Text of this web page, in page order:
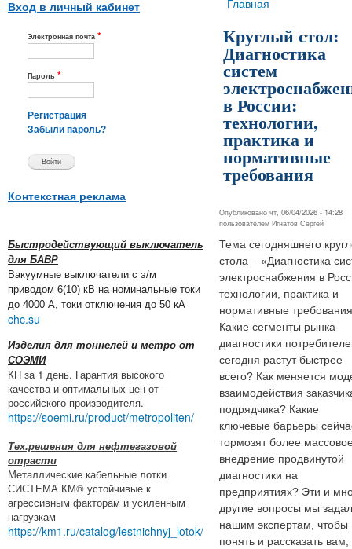
Вход в личный кабинет
Электронная почта *
Пароль *
Регистрация
Забыли пароль?
Контекстная реклама
Быстродействующий выключатель
для БАВР
Вакуумные выключатели с э/м
приводом 6(10) кВ на номинальные токи
до 4000 А, токи отключения до 50 кА
chc.su
Изделия для тоннелей и метро от
СОЭМИ
КП за 1 день. Гарантия высокого
качества и оптимальных цен от
российского производителя.
https://soemi.ru/product/metropoliten/
Тех.решения для нефтегазовой
отрасти
Металлические кабельные лотки
СИСТЕМА КМ® устойчивые к
агрессивным факторам и усиленным
нагрузкам
https://km1.ru/catalog/lestnichnyj_lotok/
Вы здесь
Главная
Круглый стол:
Диагностика
систем
в России:
технологии,
практика и
нормативные
требования
Опубликовано чт, 06/04/2026 - 14:28
пользователем Игнатов Сергей
Тема сегодняшнего
стола – «Диагностика
электроснабжения в
технологии, практика и
нормативные
Какие сегменты рынка
диагностики
сегодня растут быстрее
всего? Как меняется
взаимодействия
подрядчика? Какие
ключевые барьеры
тормозят более
внедрение продвинутой
диагностики на
предприятиях? Эти и
другие вопросы мы
нашим экспертам, чтобы
понять и рассказать вам,